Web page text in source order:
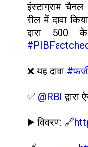
इंस्टाग्राम
रील में दावा
द्वारा
❌ यह दावा
✅ @RBI
▶️ विवरण: 🔗